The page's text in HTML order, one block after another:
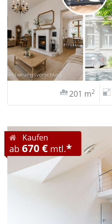
201 m2
Kaufen
ab 670 € mtl.*